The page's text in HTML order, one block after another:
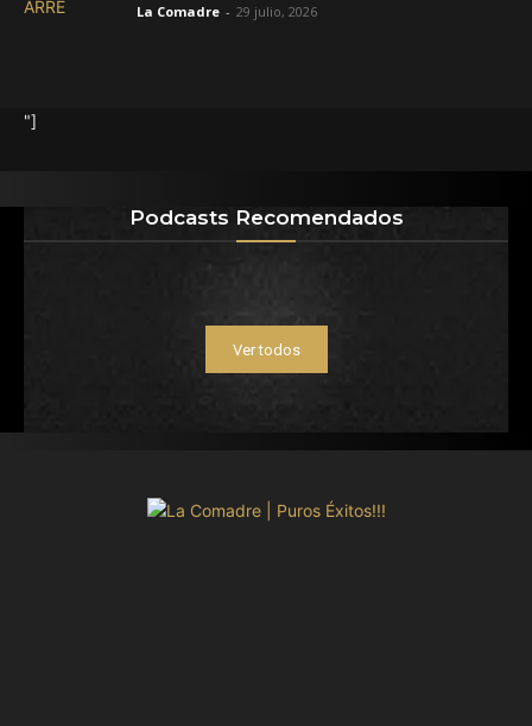
La Comadre - 29 julio, 2026
"]
Podcasts Recomendados
Ver todos